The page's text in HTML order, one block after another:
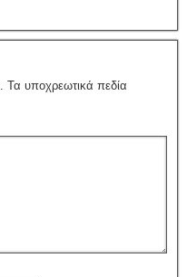
Τα υποχρεωτικά πεδία